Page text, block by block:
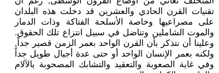
تقنيات القرن الحادي والعشرين قد دخلت هذه البلدان
على مصراعيها وخاصة الأسلحة الفتاكة وذات الدمار
والموت الشاملين وتناضل في سبيل انتزاع تلك الحقوق.
وعلينا أن نتذكر بأن القرن الواحد بعمر الزمن قصير جداً,
ولكنه بعمر الإنسان الواحد أو حتى عدة أجيال طويل جداً
وفي غاية الصعوبة والتعقيد والتشابك المصحوبة بالآلام